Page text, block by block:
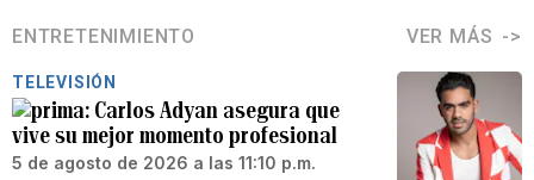
ENTRETENIMIENTO VER MÁS
TELEVISIÓN
Carlos Adyan asegura que
vive su mejor momento profesional
5 de agosto de 2026 a las 11:10 p.m.